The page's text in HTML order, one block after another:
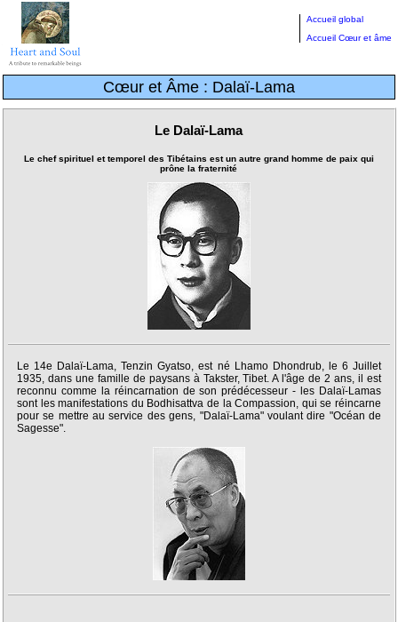
Accueil global
Accueil Cœur et âme
Cœur et Âme : Dalaï-Lama
Le Dalaï-Lama
Le chef spirituel et temporel des Tibétains est un autre grand homme de paix qui
prône la fraternité
Le 14e Dalaï-Lama, Tenzin Gyatso, est né Lhamo Dhondrub, le 6 Juillet
1935, dans une famille de paysans à Takster, Tibet. A l'âge de 2 ans, il est
reconnu comme la réincarnation de son prédécesseur - les Dalaï-Lamas
sont les manifestations du Bodhisattva de la Compassion, qui se réincarne
pour se mettre au service des gens, "Dalaï-Lama" voulant dire "Océan de
Sagesse".